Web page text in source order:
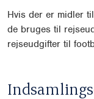
Hvis der er midler
de bruges til
rejseudgifter til